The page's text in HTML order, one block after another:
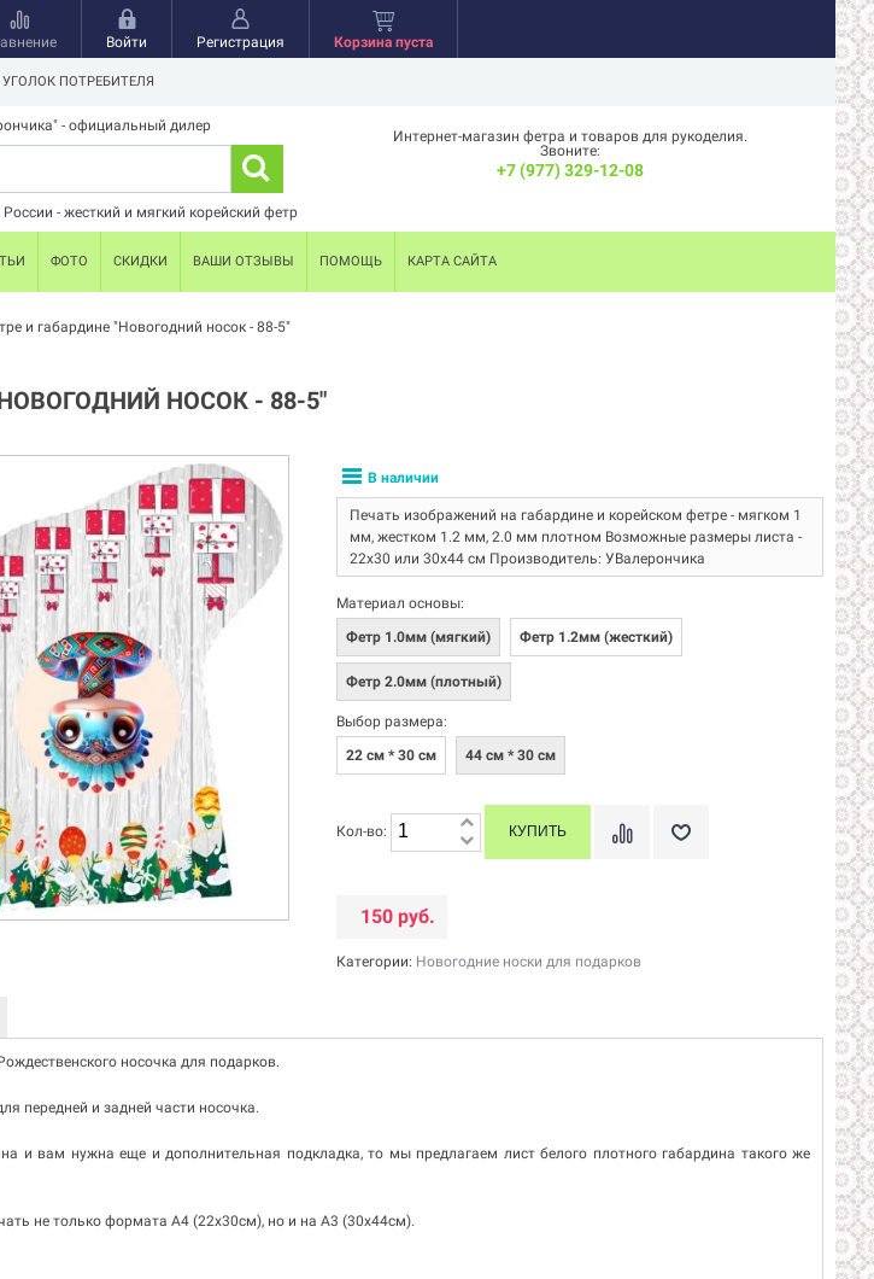
Войти Регистрация Корзина пуста
УГОЛОК ПОТРЕБИТЕЛЯ
- официальный дилер
- жесткий и мягкий корейский фетр
Интернет-магазин фетра и товаров для рукоделия.
Звоните:
+7 (977) 329-12-08
ФОТО СКИДКИ ВАШИ ОТЗЫВЫ ПОМОЩЬ КАРТА САЙТА
и габардине "Новогодний носок - 88-5"
НОСОК - 88-5"
В наличии
Печать изображений на габардине и корейском фетре - мягком 1
мм, жестком 1.2 мм, 2.0 мм плотном Возможные размеры листа -
22х30 или 30х44 см Производитель: УВалерончика
Материал основы:
Фетр 1.0мм (мягкий)
Фетр 1.2мм (жесткий)
Фетр 2.0мм (плотный)
Выбор размера:
22 см * 30 см
44 см * 30 см
Кол-во:
150 руб.
Категории: Новогодние носки для подарков
носочка для подарков.
передней и задней части носочка.
и вам нужна еще и дополнительная подкладка, то мы предлагаем лист белого плотного габардина такого же
не только формата A4 (22х30см), но и на A3 (30х44см).